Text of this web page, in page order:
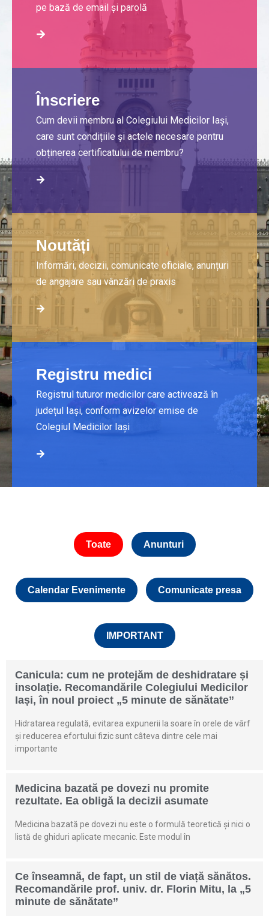
pe bază de email și parolă
Înscriere
Cum devii membru al Colegiului Medicilor Iași,
care sunt condițiile și actele necesare pentru
obținerea certificatului de membru?
Noutăți
Informări, decizii, comunicate oficiale, anunțuri
de angajare sau vânzări de praxis
Registru medici
Registrul tuturor medicilor care activează în
județul Iași, conform avizelor emise de
Colegiul Medicilor Iași
Toate Anunturi
Calendar Evenimente Comunicate presa
IMPORTANT
Canicula: cum ne protejăm de deshidratare și
insolație. Recomandările Colegiului Medicilor
Iași, în noul proiect „5 minute de sănătate”
Hidratarea regulată, evitarea expunerii la soare în orele de vârf
și reducerea efortului fizic sunt câteva dintre cele mai
importante
Medicina bazată pe dovezi nu promite
rezultate. Ea obligă la decizii asumate
Medicina bazată pe dovezi nu este o formulă teoretică și nici o
listă de ghiduri aplicate mecanic. Este modul în
Ce înseamnă, de fapt, un stil de viață sănătos.
Recomandările prof. univ. dr. Florin Mitu, la „5
minute de sănătate”